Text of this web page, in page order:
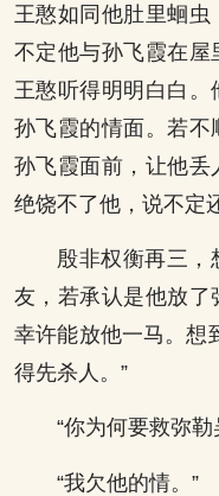
王憨如同他肚里蛔
不定他与孙飞霞在屋
王憨听得明明白白。
孙飞霞的情面。若不
孙飞霞面前，让他
绝饶不了他，说不定
殷非权衡再三，
友，若承认是他放了
幸许能放他一马。想
得先杀人。”
“你为何要救弥勒
“我欠他的情。”